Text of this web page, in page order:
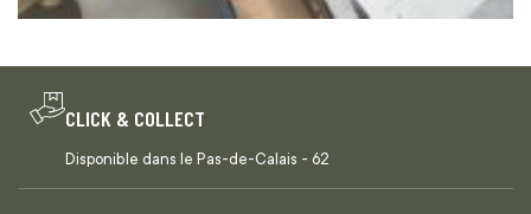
CLICK & COLLECT
Disponible dans le Pas-de-Calais - 62